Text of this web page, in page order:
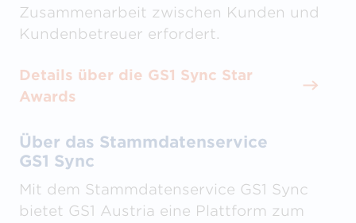
Zusammenarbeit zwischen Kunden und
Kundenbetreuer erfordert.
Details über die GS1 Sync Star
Awards
Über das Stammdatenservice
GS1 Sync
Mit dem Stammdatenservice GS1 Sync
bietet GS1 Austria eine Plattform zum